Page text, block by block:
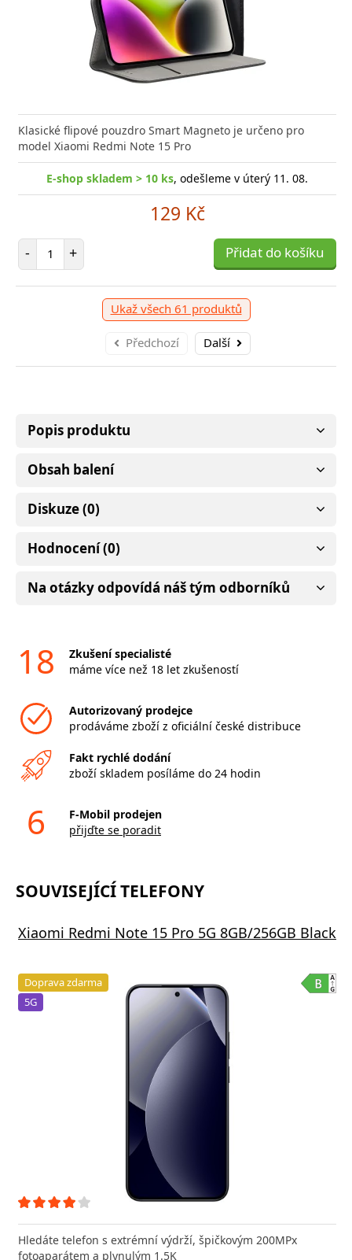
Klasické flipové pouzdro Smart Magneto je určeno pro
model Xiaomi Redmi Note 15 Pro
E-shop skladem > 10 ks, odešleme v úterý 11. 08.
129 Kč
- Počet položek
+ Přidat do košíku
Ukaž všech 61 produktů
Předchozí Další
Popis produktu
Obsah balení
Diskuze (0)
Hodnocení (0)
Na otázky odpovídá náš tým odborníků
18
Zkušení specialisté
máme více než 18 let zkušeností
Autorizovaný prodejce
prodáváme zboží z oficiální české distribuce
Fakt rychlé dodání
zboží skladem posíláme do 24 hodin
6
F-Mobil prodejen
přijďte se poradit
SOUVISEJÍCÍ TELEFONY
Xiaomi Redmi Note 15 Pro 5G 8GB/256GB Black
Doprava zdarma
5G
Hledáte telefon s extrémní výdrží, špičkovým 200MPx
fotoaparátem a plynulým 1.5K